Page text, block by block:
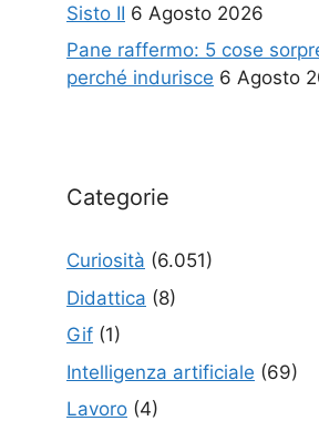
Sisto II 6 Agosto 2026
Pane raffermo: 5 cose
perché indurisce 6 Agosto
Categorie
Curiosità (6.051)
Didattica (8)
Gif (1)
Intelligenza artificiale (69)
Lavoro (4)